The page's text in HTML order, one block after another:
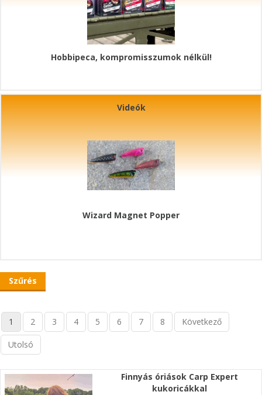
Hobbipeca, kompromisszumok nélkül!
Videók
Wizard Magnet Popper
Szűrés
1 2 3 4 5 6 7 8 Következő
Utolsó
Finnyás óriások Carp Expert
kukoricákkal